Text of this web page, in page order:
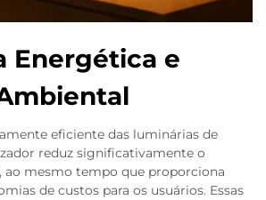
Energética e
eficiente das luminárias de
reduz significativamente o
mesmo tempo que proporciona
de custos para os usuários. Essas